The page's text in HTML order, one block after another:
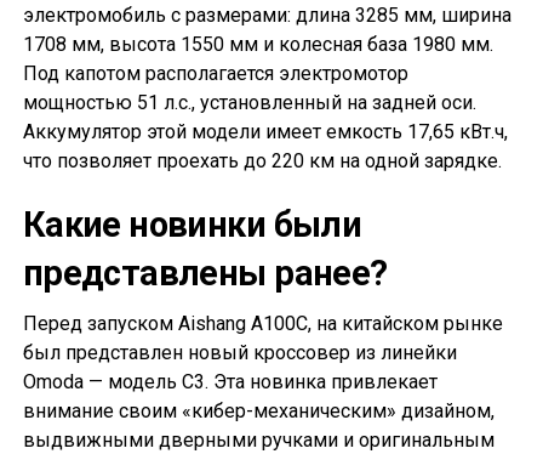
электромобиль с размерами: длина 3285 мм, ширина
1708 мм, высота 1550 мм и колесная база 1980 мм.
Под капотом располагается электромотор
мощностью 51 л.с., установленный на задней оси.
Аккумулятор этой модели имеет емкость 17,65 кВт.ч,
что позволяет проехать до 220 км на одной зарядке.
Какие новинки были
представлены ранее?
Перед запуском Aishang A100C, на китайском рынке
был представлен новый кроссовер из линейки
Omoda — модель C3. Эта новинка привлекает
внимание своим «кибер-механическим» дизайном,
выдвижными дверными ручками и оригинальным